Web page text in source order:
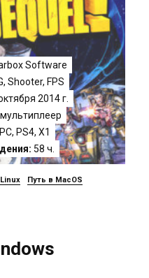
Software
, Shooter, FPS
2014 г.
PC, PS4, X1
58 ч.
Путь в MacOS